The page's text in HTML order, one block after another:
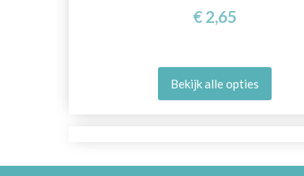
€ 2,65
Bekijk alle opties